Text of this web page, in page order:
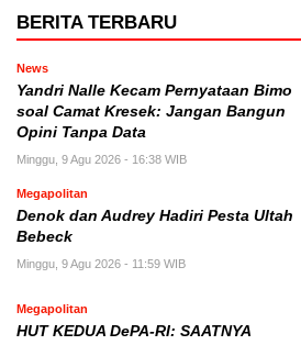
BERITA TERBARU
News
Yandri Nalle Kecam Pernyataan Bimo
soal Camat Kresek: Jangan Bangun
Opini Tanpa Data
Minggu, 9 Agu 2026 - 16:38 WIB
Megapolitan
Denok dan Audrey Hadiri Pesta Ultah
Bebeck
Minggu, 9 Agu 2026 - 11:59 WIB
Megapolitan
HUT KEDUA DePA-RI: SAATNYA